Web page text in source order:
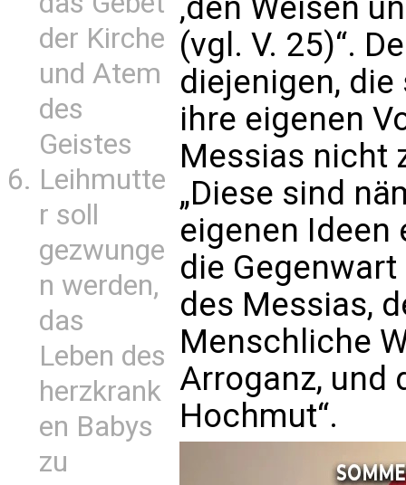
der Kirche
und Atem
des
Geistes
Leihmutte
r soll
gezwunge
n werden,
das
Leben des
herzkrank
en Babys
zu
(vgl. V. 25)“.
diejenigen,
ihre eigenen
Messias nicht
„Diese sind
eigenen Ideen
die
des Messias,
Menschliche
Arroganz, und
Hochmut“.